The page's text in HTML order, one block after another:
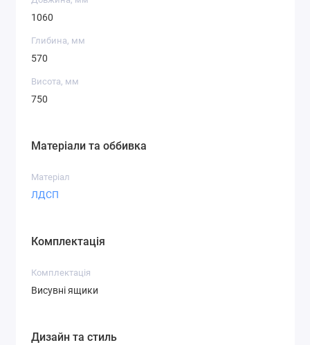
1060
Глибина, мм
570
Висота, мм
750
Матеріали та оббивка
Матеріал
ЛДСП
Комплектація
Комплектація
Висувні ящики
Дизайн та стиль